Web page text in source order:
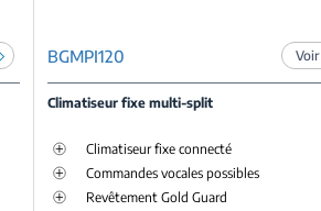
BGMPI120 Voir
Climatiseur fixe multi-split
Climatiseur fixe connecté
Commandes vocales possibles
Revêtement Gold Guard